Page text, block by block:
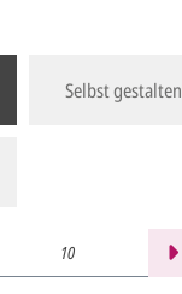
Selbst gestalten